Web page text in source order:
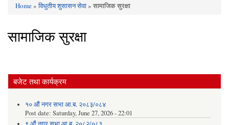
You are here
Home»विधुतीय शुसासन सेवा» सामाजिक सुरक्षा
सामाजिक सुरक्षा
बजेट तथा कार्यक्रम
१० औं नगर सभा आ.ब. २०८३/०८४
Post date: Saturday, June 27, 2026 - 22:01